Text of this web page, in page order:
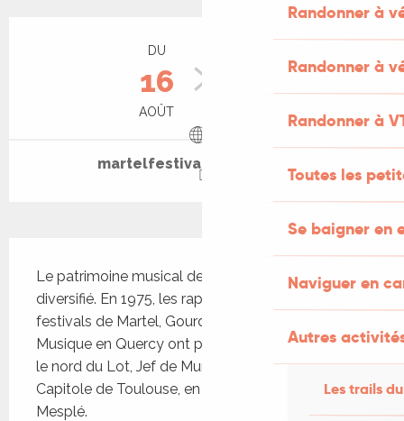
Randonner à
Randonner à
Randonner à
Toutes les
Se baigner en
Naviguer en
Autres
Les trails
Ouverture et coordonnées
DU
16
AOÛT
martelfestivalbaroque.com
Le patrimoine musical de Martel est extrêmement
diversifié. En 1975, les rapprochements des
festivals de Martel, Gourdon et Sarlat, à travers
Musique en Quercy ont permis de faire venir dans
le nord du Lot, Jef de Murel, chef d'orchestre au
Capitole de Toulouse, en compagnie de Mady
Mesplé.